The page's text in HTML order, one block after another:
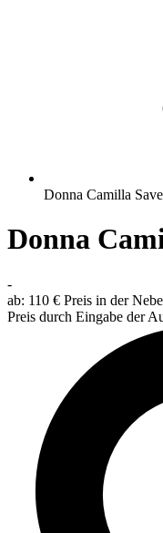
Donna Camilla
Donna
-
ab: 110 € Preis in der
Preis durch Eingabe der